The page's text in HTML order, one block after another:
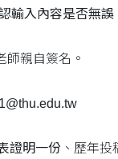
輸入內容是否無誤
師親自簽名。
證明一份 、歷年